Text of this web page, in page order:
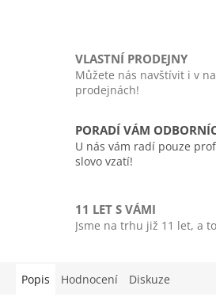
VLASTNÍ PRODEJNY
Můžete nás navštívit i v
prodejnách!
PORADÍ VÁM
U nás vám radí pouze
slovo vzatí!
11 LET S VÁMI
Jsme na trhu již 11 let, a
Popis Hodnocení Diskuze